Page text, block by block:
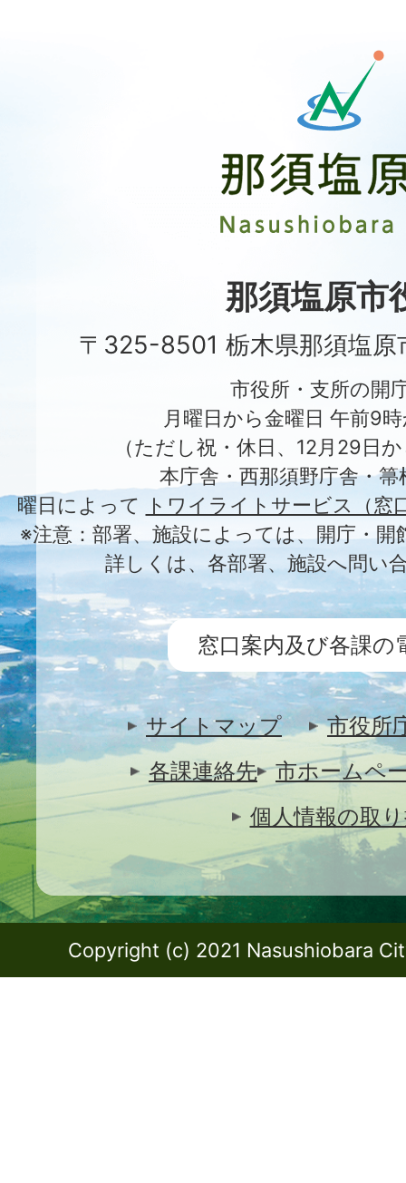
原
市
City
那須塩原市
〒325-8501 栃木県那須塩原
市役所・支所の開
月曜日から金曜日 午前9
（ただし祝・休日、12月29日
本庁舎・西那須野庁舎・
曜日によって
トワイライトサービス（窓
※注意：部署、施設によっては、開庁・
詳しくは、各部署、施設へ問い
窓口案内及び各課の
サイトマップ
市役所
各課連絡先
市ホームペ
個人情報の取
Copyright (c) 2021 Nasushiobara